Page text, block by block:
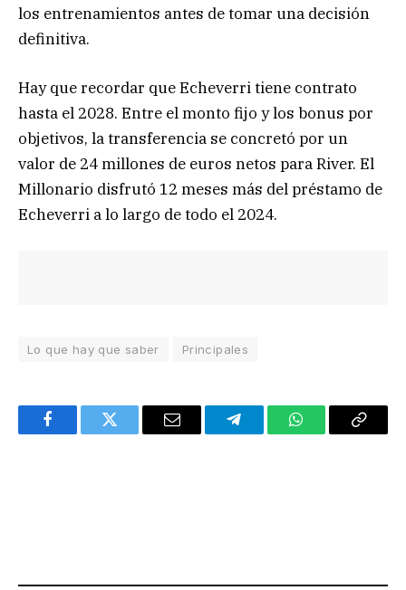
los entrenamientos antes de tomar una decisión
definitiva.
Hay que recordar que Echeverri tiene contrato
hasta el 2028. Entre el monto fijo y los bonus por
objetivos, la transferencia se concretó por un
valor de 24 millones de euros netos para River. El
Millonario disfrutó 12 meses más del préstamo de
Echeverri a lo largo de todo el 2024.
Lo que hay que saber Principales
FacebookTwitter Email TelegramWhatsAppCopy